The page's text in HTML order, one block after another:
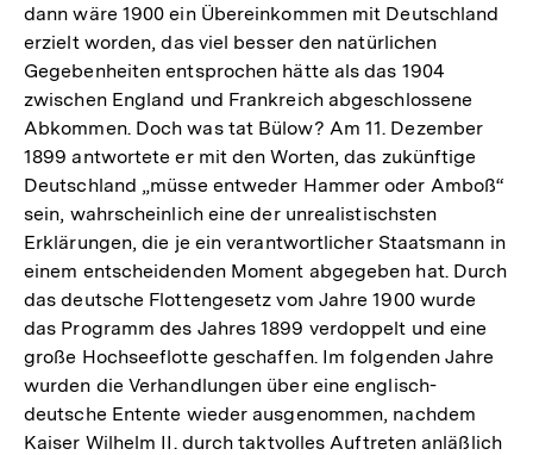
dann wäre 1900 ein Übereinkommen mit Deutschland
erzielt worden, das viel besser den natürlichen
Gegebenheiten entsprochen hätte als das 1904
zwischen England und Frankreich abgeschlossene
Abkommen. Doch was tat Bülow? Am 11. Dezember
1899 antwortete er mit den Worten, das zukünftige
Deutschland „müsse entweder Hammer oder Amboß“
sein, wahrscheinlich eine der unrealistischsten
Erklärungen, die je ein verantwortlicher Staatsmann in
einem entscheidenden Moment abgegeben hat. Durch
das deutsche Flottengesetz vom Jahre 1900 wurde
das Programm des Jahres 1899 verdoppelt und eine
große Hochseeflotte geschaffen. Im folgenden Jahre
wurden die Verhandlungen über eine englisch-
deutsche Entente wieder ausgenommen, nachdem
Kaiser Wilhelm II. durch taktvolles Auftreten anläßlich